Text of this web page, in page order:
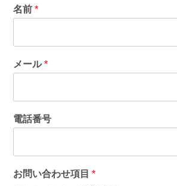
名前*
メール*
電話番号
お問い合わせ項目*